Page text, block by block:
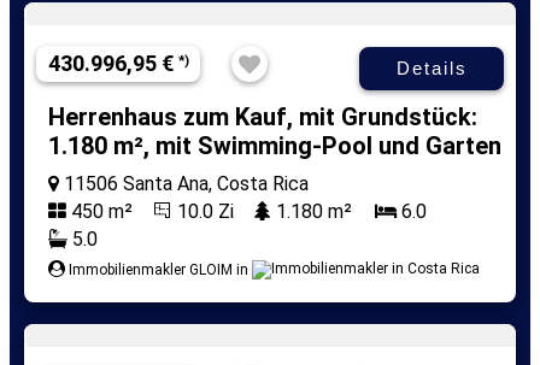
430.996,95 € *) Details
Herrenhaus zum Kauf, mit Grundstück:
1.180 m², mit Swimming-Pool und Garten
11506 Santa Ana, Costa Rica
450 m²
10.0 Zi 1.180 m²
6.0
5.0
Immobilienmakler GLOIM in